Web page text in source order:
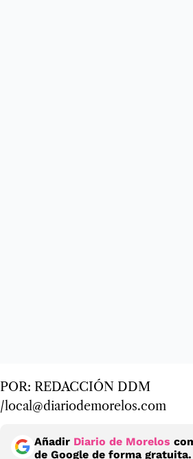
POR: REDACCIÓN DDM
/local@diariodemorelos.com
Añadir Diario de Morelos
de Google de forma gratuita.